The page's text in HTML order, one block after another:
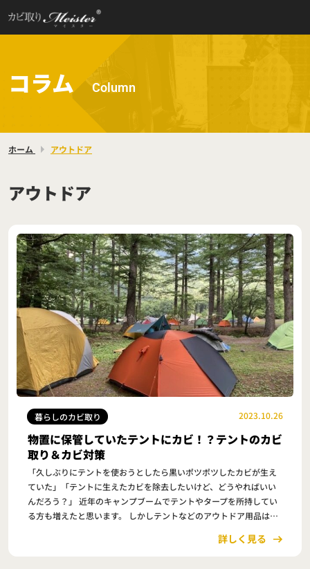
コラム Column
ホーム アウトドア
アウトドア
暮らしのカビ取り 2023.10.26
物置に保管していたテントにカビ！？テントのカビ
取り＆カビ対策
「久しぶりにテントを使おうとしたら黒いポツポツしたカビが生え
ていた」「テントに生えたカビを除去したいけど、どうやればいい
んだろう？」 近年のキャンプブームでテントやタープを所持してい
る方も増えたと思います。 しかしテントなどのアウトドア用品は、
詳しく見る